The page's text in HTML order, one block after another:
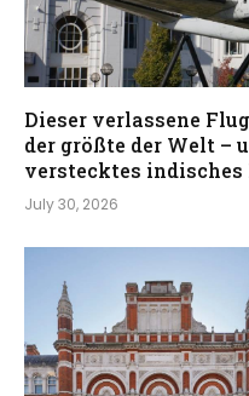
Dieser verlassene
der größte der Welt –
verstecktes indisches
July 30, 2026